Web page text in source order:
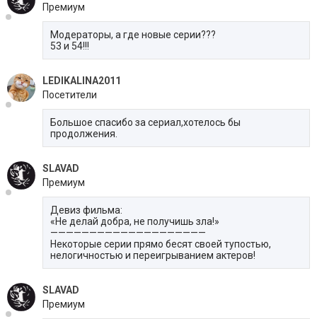
Премиум
Модераторы, а где новые серии???
53 и 54!!!
LEDIKALINA2011
Посетители
Большое спасибо за сериал,хотелось бы
продолжения.
SLAVAD
Премиум
Девиз фильма:
«Не делай добра, не получишь зла!»
————————————————————
Некоторые серии прямо бесят своей тупостью,
нелогичностью и переигрыванием актеров!
SLAVAD
Премиум